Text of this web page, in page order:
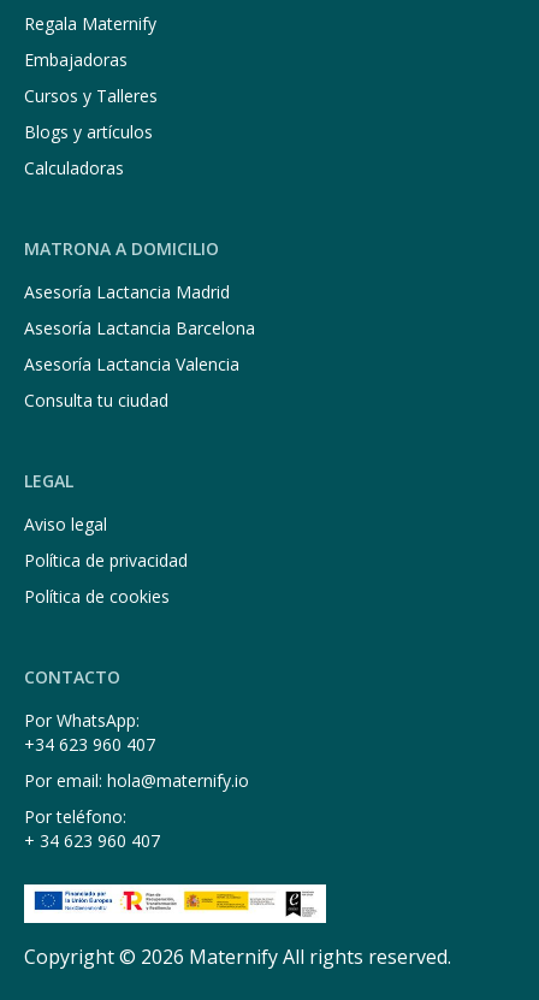
Regala Maternify
Embajadoras
Cursos y Talleres
Blogs y artículos
Calculadoras
MATRONA A DOMICILIO
Asesoría Lactancia Madrid
Asesoría Lactancia Barcelona
Asesoría Lactancia Valencia
Consulta tu ciudad
LEGAL
Aviso legal
Política de privacidad
Política de cookies
CONTACTO
Por WhatsApp:
+34 623 960 407
Por email: hola@maternify.io
Por teléfono:
+ 34 623 960 407
Copyright © 2026 Maternify All rights reserved.